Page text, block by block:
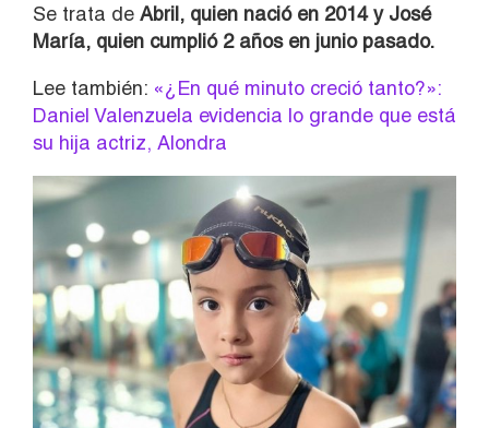
Se trata de Abril, quien nació en 2014 y José
María, quien cumplió 2 años en junio pasado.
Lee también: «¿En qué minuto creció tanto?»:
Daniel Valenzuela evidencia lo grande que está
su hija actriz, Alondra